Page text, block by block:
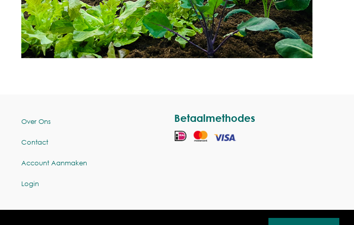
Over Ons
Contact
Account Aanmaken
Login
Betaalmethodes